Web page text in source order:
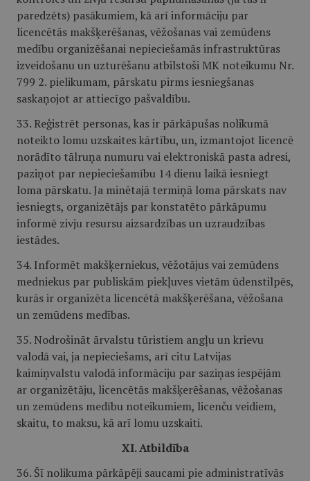
paredzēts) pasākumiem, kā arī informāciju par
licencētās makšķerēšanas, vēžošanas vai zemūdens
medību organizēšanai nepieciešamās infrastruktūras
izveidošanu un uzturēšanu atbilstoši MK noteikumu Nr.
799 2. pielikumam, pārskatu pirms iesniegšanas
saskaņojot ar attiecīgo pašvaldību.
33. Reģistrēt personas, kas ir pārkāpušas nolikumā
noteikto lomu uzskaites kārtību, un, izmantojot licencē
norādīto tālruņa numuru vai elektroniskā pasta adresi,
paziņot par nepieciešamību 14 dienu laikā iesniegt
loma pārskatu. Ja minētajā termiņā loma pārskats nav
iesniegts, organizētājs par konstatēto pārkāpumu
informē zivju resursu aizsardzības un uzraudzības
iestādes.
34. Informēt makšķerniekus, vēžotājus vai zemūdens
medniekus par publiskām piekļuves vietām ūdenstilpēs,
kurās ir organizēta licencētā makšķerēšana, vēžošana
un zemūdens medības.
35. Nodrošināt ārvalstu tūristiem angļu un krievu
valodā vai, ja nepieciešams, arī citu Latvijas
kaimiņvalstu valodā informāciju par saziņas iespējām
ar organizētāju, licencētās makšķerēšanas, vēžošanas
un zemūdens medību noteikumiem, licenču veidiem,
skaitu, to maksu, kā arī lomu uzskaiti.
XI. Atbildība
36. Šī nolikuma pārkāpēji saucami pie administratīvās